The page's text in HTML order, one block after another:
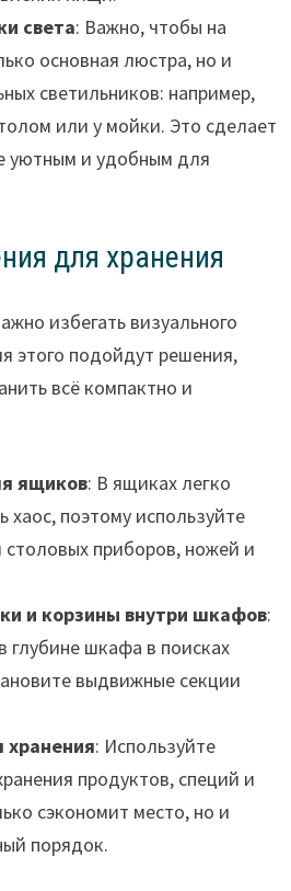
света: Важно, чтобы на
основная люстра, но и
светильников: например,
или у мойки. Это сделает
уютным и удобным для
для хранения
избегать визуального
этого подойдут решения,
всё компактно и
ящиков: В ящиках легко
хаос, поэтому используйте
приборов, ножей и
и корзины внутри шкафов:
глубине шкафа в поисках
выдвижные секции
: Используйте
продуктов, специй и
сэкономит место, но и
порядок.